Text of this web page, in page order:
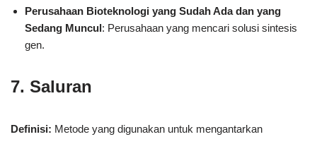
Perusahaan Bioteknologi yang Sudah Ada dan yang
Sedang Muncul: Perusahaan yang mencari solusi sintesis
gen.
7. Saluran
Definisi: Metode yang digunakan untuk mengantarkan